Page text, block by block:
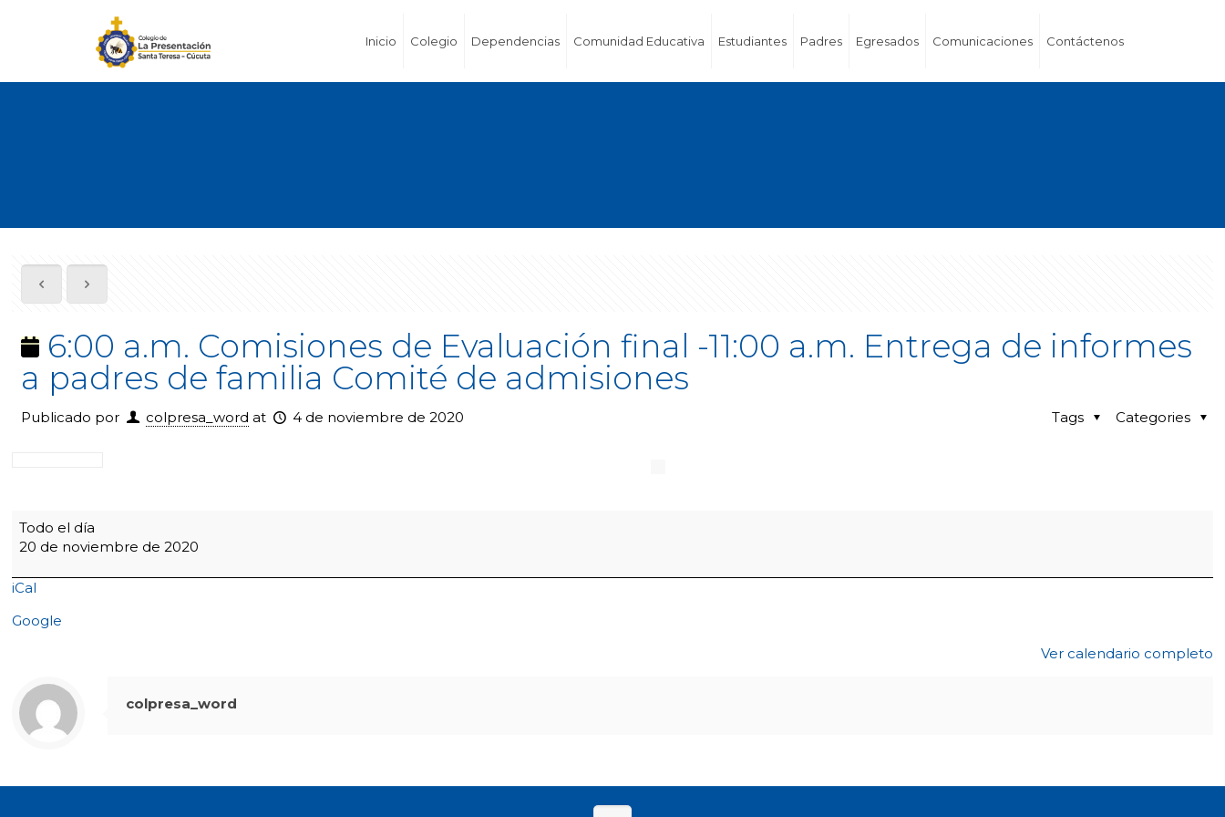
Inicio Colegio Dependencias Comunidad Educativa Estudiantes Padres Egresados Comunicaciones Contáctenos
6:00 a.m. Comisiones de Evaluación final -11:00 a.m. Entrega de informes
a padres de familia Comité de admisiones
Publicado por colpresa_word at 4 de noviembre de 2020 Categories
Tags
6:00
a.m.
Comisiones
de
Evaluación
final
-11:00
de
informes
familia
Todo el día
20 de noviembre de 2020
iCal
Google
Ver calendario completo
colpresa_word